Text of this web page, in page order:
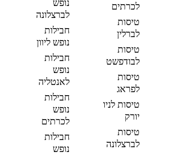
לכרתים
טיסות
לברלין
טיסות
לבודפשט
טיסות
לפראג
טיסות לניו
יורק
טיסות
לברצלונה
נופש
לברצלונה
חבילות
נופש ליוון
חבילות
נופש
לאנטליה
חבילות
נופש
לכרתים
חבילות
נופש